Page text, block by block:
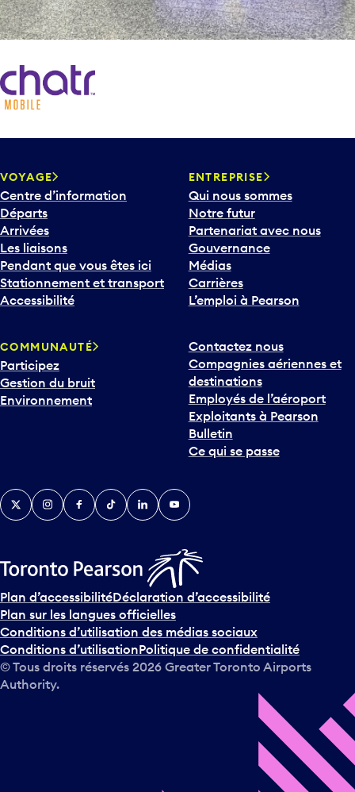
VOYAGE
Centre d’information
Départs
Arrivées
Les liaisons
Pendant que vous êtes ici
Stationnement et transport
Accessibilité
ENTREPRISE
Qui nous sommes
Notre futur
Partenariat avec nous
Gouvernance
Médias
Carrières
L’emploi à Pearson
COMMUNAUTÉ
Participez
Gestion du bruit
Environnement
Contactez nous
Compagnies aériennes et
destinations
Employés de l’aéroport
Exploitants à Pearson
Bulletin
Ce qui se passe
TwitterInstagramFacebook
TikTokLinkedInYouTube
Plan d’accessibilitéDéclaration d’accessibilité
Plan sur les langues officielles
Conditions d’utilisation des médias sociaux
Conditions d’utilisationPolitique de confidentialité
© Tous droits réservés 2026 Greater Toronto Airports
Authority.